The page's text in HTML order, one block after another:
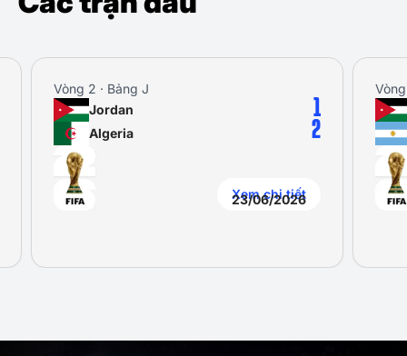
Vòng 2 · Bảng J
23/06/2026
Jordan
Algeria
Xem chi tiết
Vòng